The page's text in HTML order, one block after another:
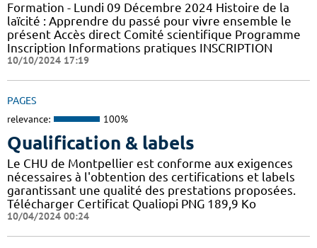
Formation - Lundi 09 Décembre 2024 Histoire de la
laïcité : Apprendre du passé pour vivre ensemble le
présent Accès direct Comité scientifique Programme
Inscription Informations pratiques ​INSCRIPTION
10/10/2024 17:19
PAGES
relevance: 100%
Qualification & labels
Le CHU de Montpellier est conforme aux exigences
nécessaires à l'obtention des certifications et labels
garantissant une qualité des prestations proposées.
Télécharger Certificat Qualiopi PNG 189,9 Ko
10/04/2024 00:24